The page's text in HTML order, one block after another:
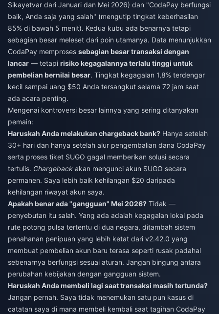
Sikayetvar dari Januari dan Mei 2026) dan "CodaPay berfungsi
baik, Anda saja yang salah" (mengutip tingkat keberhasilan
85% di bawah 5 menit). Kedua kubu ada benarnya tetapi
sebagian besar meleset dari poin utamanya. Data menunjukkan
CodaPay memproses sebagian besar transaksi dengan
lancar — tetapi risiko kegagalannya terlalu tinggi untuk
pembelian bernilai besar. Tingkat kegagalan 1,8% terdengar
kecil sampai uang $50 Anda tersangkut selama 72 jam saat
ada acara penting.
Mengenai kontroversi besar lainnya yang sering ditanyakan
pemain:
Haruskah Anda melakukan chargeback bank? Hanya setelah
30+ hari dan hanya setelah alur pengembalian dana CodaPay
serta proses tiket SUGO gagal memberikan solusi secara
tertulis. Chargeback akan mengunci akun SUGO secara
permanen. Saya lebih baik kehilangan $20 daripada
kehilangan riwayat akun saya.
Apakah benar ada "gangguan" Mei 2026? Tidak —
penyebutan itu salah. Yang ada adalah kegagalan lokal pada
rute potong pulsa tertentu di dua negara, ditambah sistem
penahanan penipuan yang lebih ketat dari v2.42.0 yang
membuat pembelian akun baru terasa seperti rusak padahal
sebenarnya berfungsi sesuai aturan. Jangan bingung antara
perubahan kebijakan dengan gangguan sistem.
Haruskah Anda membeli lagi saat transaksi masih tertunda?
Jangan pernah. Saya tidak menemukan satu pun kasus di
catatan saya di mana membeli kembali saat tagihan CodaPay